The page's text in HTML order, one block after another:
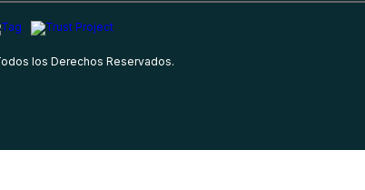
los Derechos Reservados.